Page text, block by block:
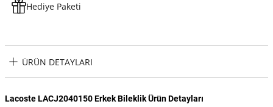
Hediye Paketi
ÜRÜN DETAYLARI
Lacoste LACJ2040150 Erkek Bileklik Ürün Detayları